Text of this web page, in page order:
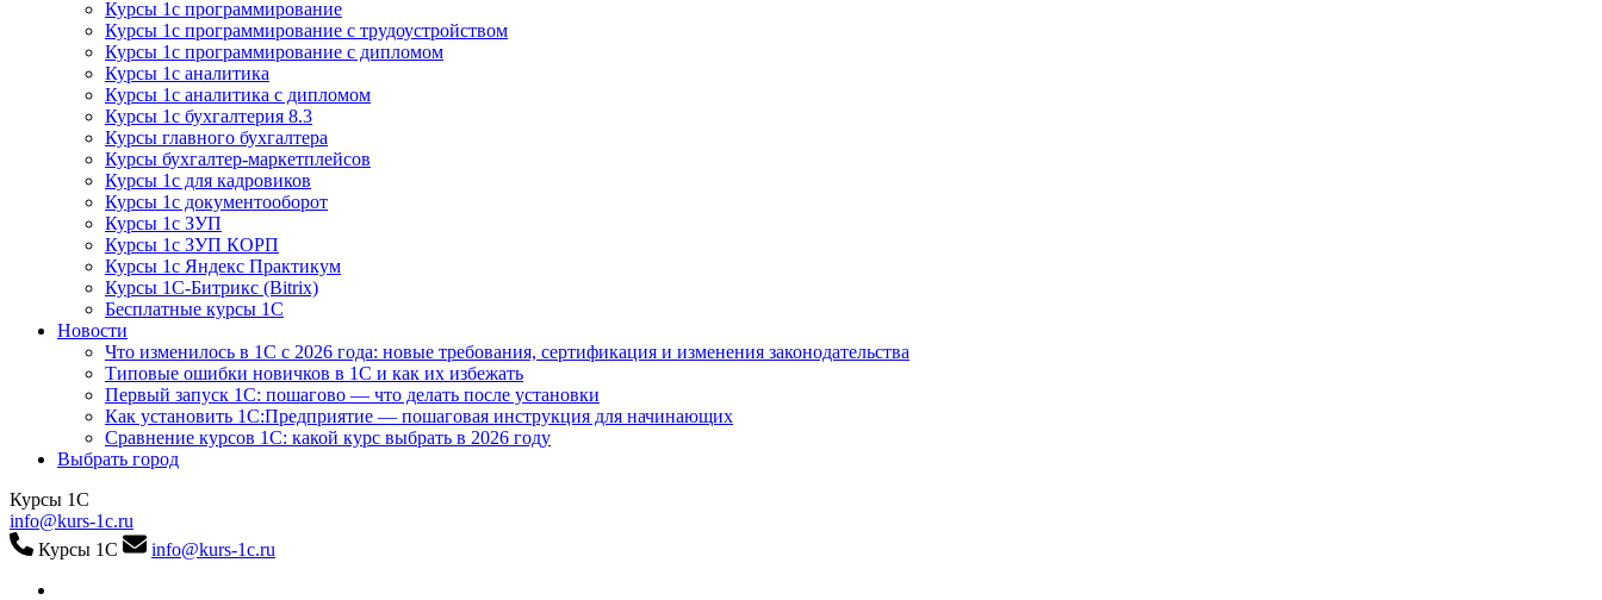
Курсы 1с программирование
Курсы 1с программирование с трудоустройством
Курсы 1с программирование с дипломом
Курсы 1с аналитика
Курсы 1с аналитика с дипломом
Курсы 1с бухгалтерия 8.3
Курсы главного бухгалтера
Курсы бухгалтер-маркетплейсов
Курсы 1с для кадровиков
Курсы 1с документооборот
Курсы 1с ЗУП
Курсы 1с ЗУП КОРП
Курсы 1с Яндекс Практикум
Курсы 1С-Битрикс (Bitrix)
Бесплатные курсы 1С
Новости
Что изменилось в 1С с 2026 года: новые требования, сертификация и изменения законодательства
Типовые ошибки новичков в 1С и как их избежать
Первый запуск 1С: пошагово — что делать после установки
Как установить 1С:Предприятие — пошаговая инструкция для начинающих
Сравнение курсов 1С: какой курс выбрать в 2026 году
Выбрать город
Курсы 1С
info@kurs-1c.ru
Курсы 1С
info@kurs-1c.ru